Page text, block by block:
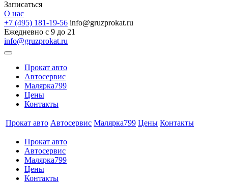
Записаться
О нас
+7 (495) 181-19-56 info@gruzprokat.ru
Ежедневно с 9 до 21
info@gruzprokat.ru
Прокат авто
Автосервис
Малярка799
Цены
Контакты
Прокат авто Автосервис Малярка799 Цены Контакты
Прокат авто
Автосервис
Малярка799
Цены
Контакты